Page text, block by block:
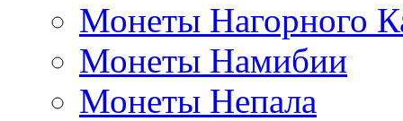
Монеты Нагорного
Монеты Намибии
Монеты Непала